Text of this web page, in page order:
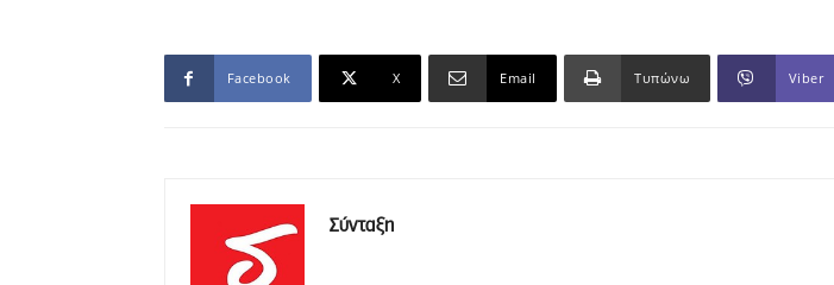
Facebook X Email Τυπώνω Viber
Σύνταξη